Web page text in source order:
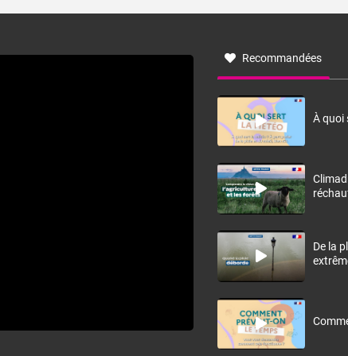
à nord-ouest, dans un secteur qui part du Roussillon à la
monts, en allusion aux régions montagneuses d’où
Recommandées
À quoi
De la